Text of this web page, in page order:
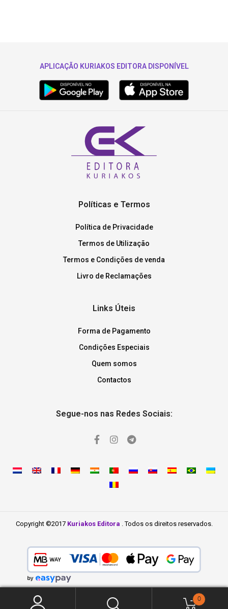
APLICAÇÃO KURIAKOS EDITORA DISPONÍVEL
Políticas e Termos
Política de Privacidade
Termos de Utilização
Termos e Condições de venda
Livro de Reclamações
Links Úteis
Forma de Pagamento
Condições Especiais
Quem somos
Contactos
Segue-nos nas Redes Sociais:
Copyright ©2017 Kuriakos Editora . Todos os direitos reservados.
0